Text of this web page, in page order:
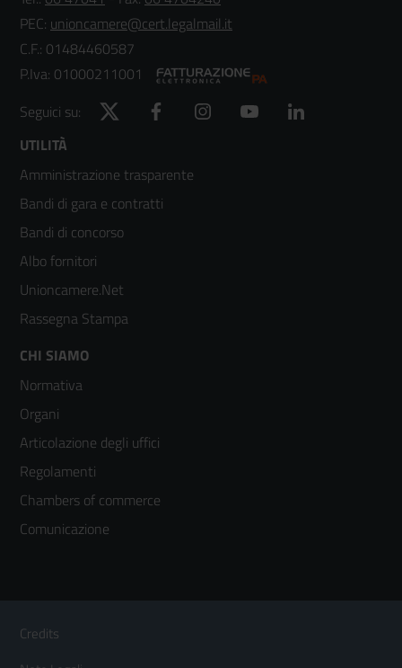
PEC: unioncamere@cert.legalmail.it
C.F.: 01484460587
P.Iva: 01000211001
Seguici su:
Twitter Facebook Instagram YouTube
Footer
menù
colonna
2
UTILITÀ
Amministrazione trasparente
Bandi di gara e contratti
Bandi di concorso
Albo fornitori
Unioncamere.Net
Rassegna Stampa
Footer
menù
colonna
3
CHI SIAMO
Normativa
Organi
Articolazione degli uffici
Regolamenti
Chambers of commerce
Comunicazione
Footer
Menù
Credits